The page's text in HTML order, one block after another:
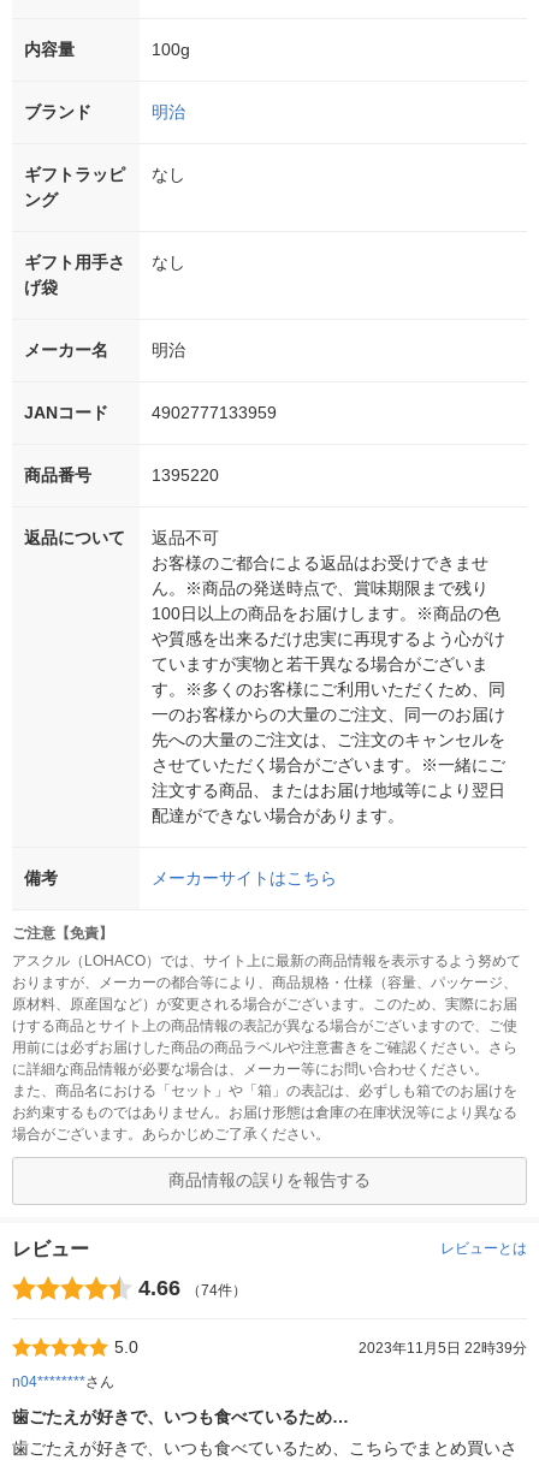
内容量 100g
ブランド 明治
ギフトラッピ
ング
なし
ギフト用手さ
げ袋
なし
メーカー名 明治
JANコード 4902777133959
商品番号 1395220
返品について
返品不可
お客様のご都合による返品はお受けできませ
ん。※商品の発送時点で、賞味期限まで残り
100日以上の商品をお届けします。※商品の色
や質感を出来るだけ忠実に再現するよう心がけ
ていますが実物と若干異なる場合がございま
す。※多くのお客様にご利用いただくため、同
一のお客様からの大量のご注文、同一のお届け
先への大量のご注文は、ご注文のキャンセルを
させていただく場合がございます。※一緒にご
注文する商品、またはお届け地域等により翌日
配達ができない場合があります。
備考 メーカーサイトはこちら
ご注意【免責】
アスクル（LOHACO）では、サイト上に最新の商品情報を表示するよう努めて
おりますが、メーカーの都合等により、商品規格・仕様（容量、パッケージ、
原材料、原産国など）が変更される場合がございます。このため、実際にお届
けする商品とサイト上の商品情報の表記が異なる場合がございますので、ご使
用前には必ずお届けした商品の商品ラベルや注意書きをご確認ください。さら
に詳細な商品情報が必要な場合は、メーカー等にお問い合わせください。
また、商品名における「セット」や「箱」の表記は、必ずしも箱でのお届けを
お約束するものではありません。お届け形態は倉庫の在庫状況等により異なる
場合がございます。あらかじめご了承ください。
商品情報の誤りを報告する
レビュー レビューとは
4.66 （74件）
5.0
2023年11月5日 22時39分
n04********さん
歯ごたえが好きで、いつも食べているため…
歯ごたえが好きで、いつも食べているため、こちらでまとめ買いさ